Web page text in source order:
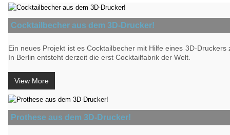
Cocktailbecher aus dem 3D-Drucker!
Ein neues Projekt ist es Cocktailbecher mit Hilfe eines 3D-Druckers
In Berlin entsteht derzeit die erst Cocktailfabrik der Welt.
View More
Prothese aus dem 3D-Drucker!